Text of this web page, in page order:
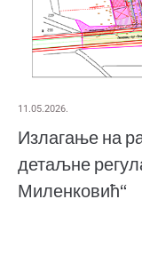
11.05.2026.
Излагање на
детаљне
Миленковић“